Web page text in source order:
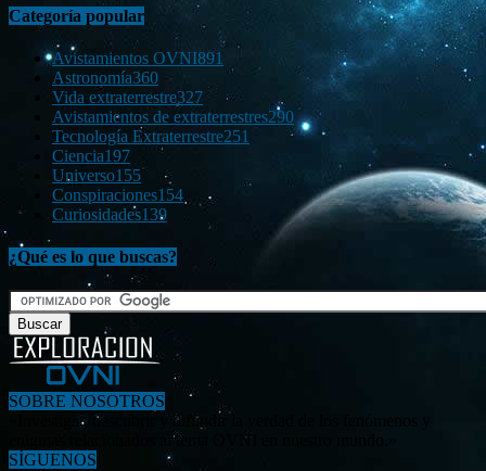
Categoría popular
Avistamientos OVNI891
Astronomía360
Vida extraterrestre327
Avistamientos de extraterrestres290
Tecnología Extraterrestre251
Ciencia197
Universo155
Conspiraciones154
Curiosidades139
¿Qué es lo que buscas?
SOBRE NOSOTROS
«Investigar, descubrir y difundir la verdad de los fenómenos y
enigmas relacionados al tema OVNI en nuestro mundo.»
SÍGUENOS